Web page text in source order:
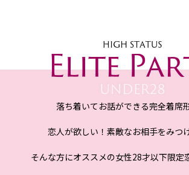
落ち着いてお話ができる完全着席
恋人が欲しい！素敵なお相手をみつ
そんな方にオススメの女性28才以下限定